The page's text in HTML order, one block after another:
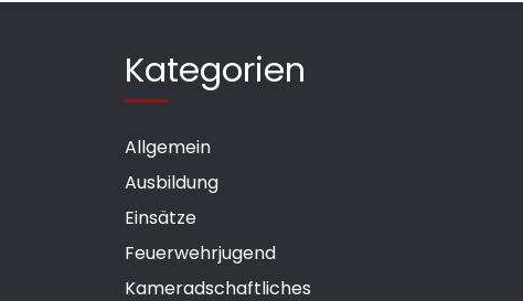
Kategorien
Allgemein
Ausbildung
Einsätze
Feuerwehrjugend
Kameradschaftliches